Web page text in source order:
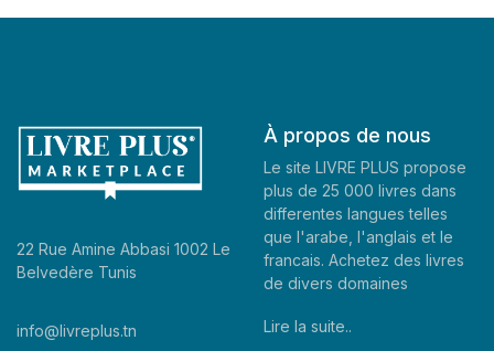
22 Rue Amine Abbasi 1002 Le
Belvedère Tunis
info@livreplus.tn
À propos de nous
Le site LIVRE PLUS propose
plus de 25 000 livres dans
differentes langues telles
que l'arabe, l'anglais et le
francais. Achetez des livres
de divers domaines
Lire la suite..